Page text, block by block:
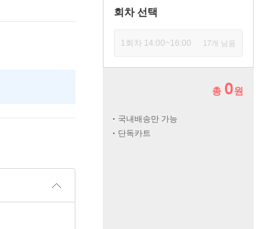
회차 선택
1회차 14:00~16:00 17개 남음
총 0원
국내배송만 가능
단독카트